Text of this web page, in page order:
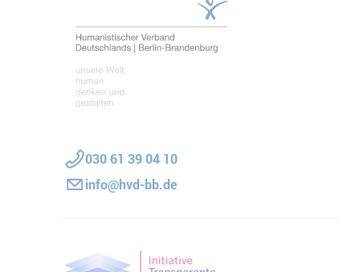
030 61 39 04 10
info@hvd-bb.de